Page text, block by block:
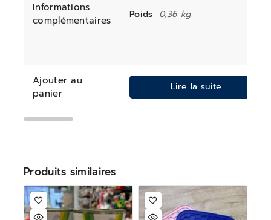
Informations
complémentaires
Poids 0,36 kg
Ajouter au
panier
Lire la suite
Produits similaires